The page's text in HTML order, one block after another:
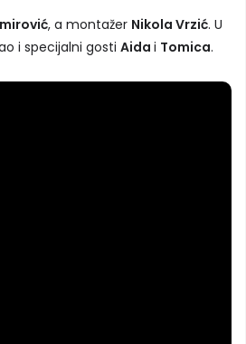
, a montažer Nikola Vrzić. U
i specijalni gosti Aida i Tomica.